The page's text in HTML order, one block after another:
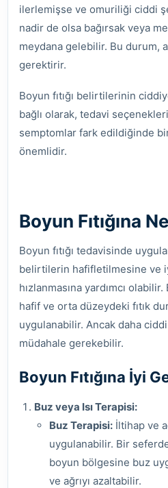
ilerlemişse ve omuriliği ciddi
nadir de olsa bağırsak veya
meydana gelebilir. Bu durum,
gerektirir.
Boyun fıtığı belirtilerinin
bağlı olarak, tedavi
semptomlar fark edildiğinde
önemlidir.
Boyun Fıtığına
Boyun fıtığı tedavisinde
belirtilerin hafifletilmesine ve
hızlanmasına yardımcı
hafif ve orta düzeydeki fıtık
uygulanabilir. Ancak daha
müdahale gerekebilir.
Boyun Fıtığına İyi
Buz veya Isı Terapisi:
Buz Terapisi: İltihap ve
uygulanabilir. Bir
boyun bölgesine buz
ve ağrıyı azaltabilir.